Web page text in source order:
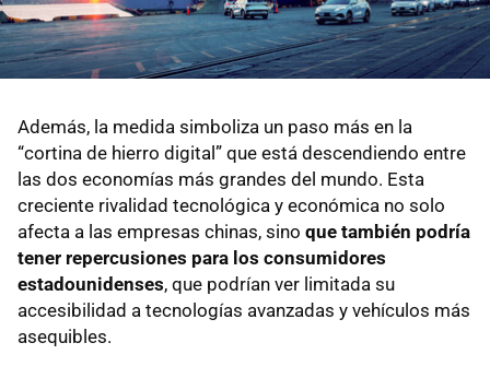
Además, la medida simboliza un paso más en la
“cortina de hierro digital” que está descendiendo entre
las dos economías más grandes del mundo. Esta
creciente rivalidad tecnológica y económica no solo
afecta a las empresas chinas, sino que también podría
tener repercusiones para los consumidores
estadounidenses, que podrían ver limitada su
accesibilidad a tecnologías avanzadas y vehículos más
asequibles.